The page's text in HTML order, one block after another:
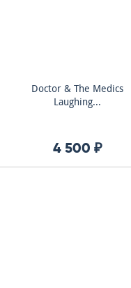
Doctor & The Medics
Laughing...
4 500 ₽